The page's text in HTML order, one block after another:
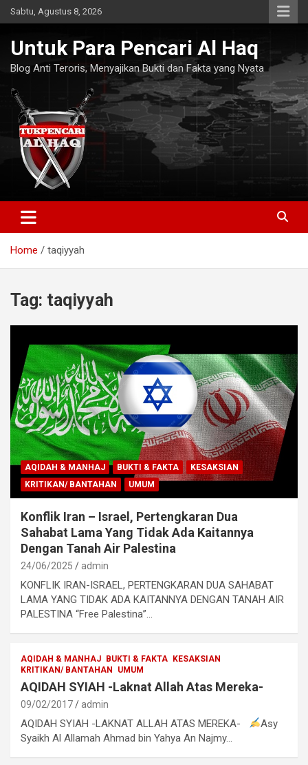
Skip
to
Sabtu, Agustus 8, 2026
Untuk Para Pencari Al Haq
Blog Anti Teroris, Menyajikan Bukti dan Fakta yang Nyata
Home taqiyyah
Tag: taqiyyah
AQIDAH & MANHAJ BUKTI & FAKTA
KESAKSIAN
KRITIKAN/ BANTAHAN
UMUM
Konflik Iran – Israel, Pertengkaran Dua
Sahabat Lama Yang Tidak Ada Kaitannya
Dengan Tanah Air Palestina
24/06/2025 admin
KONFLIK IRAN-ISRAEL, PERTENGKARAN DUA SAHABAT
LAMA YANG TIDAK ADA KAITANNYA DENGAN TANAH AIR
PALESTINA “Free Palestina”…
AQIDAH & MANHAJ BUKTI & FAKTA KESAKSIAN
KRITIKAN/ BANTAHAN
UMUM
AQIDAH SYIAH -Laknat Allah Atas Mereka-
09/02/2017 admin
AQIDAH SYIAH -LAKNAT ALLAH ATAS MEREKA-
Asy
Syaikh Al Allamah Ahmad bin Yahya An Najmy…